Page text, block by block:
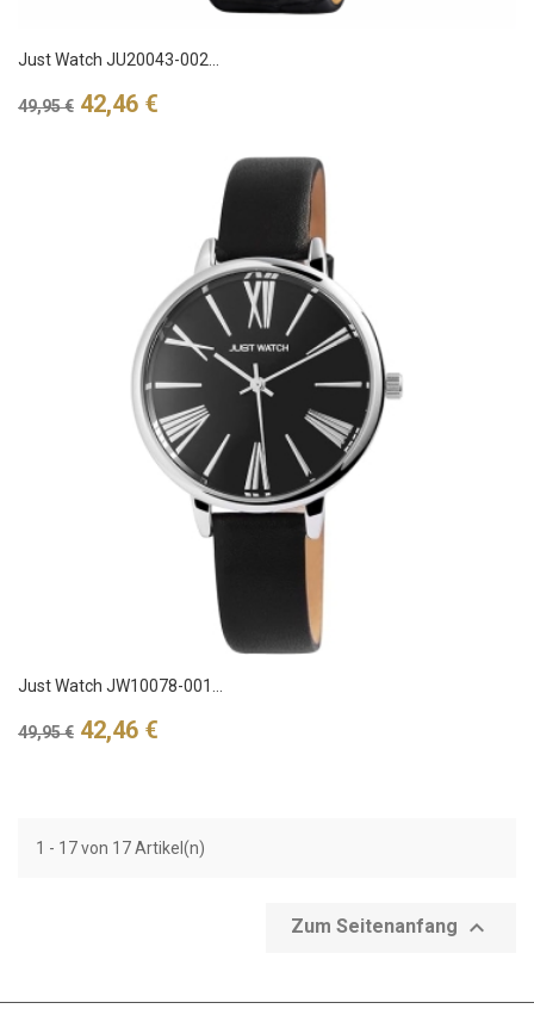
Just Watch JU20043-002...
Verkaufspreis
49,95 € Preis
42,46 €
Just Watch JW10078-001...
Verkaufspreis
49,95 € Preis
42,46 €
1 - 17 von 17 Artikel(n)
Zum Seitenanfang 